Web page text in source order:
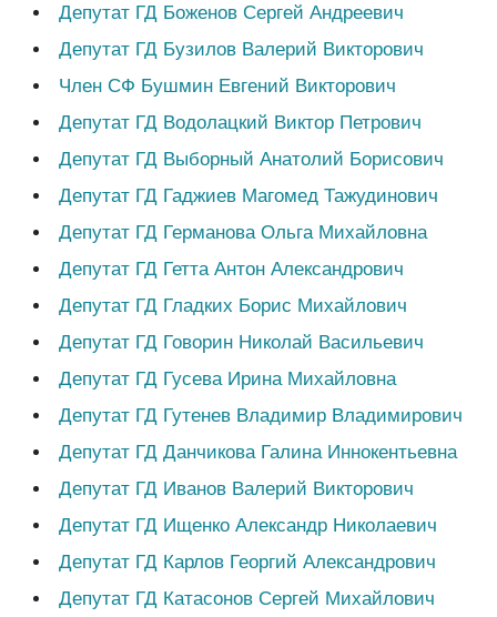
Депутат ГД Боженов Сергей Андреевич
Депутат ГД Бузилов Валерий Викторович
Член СФ Бушмин Евгений Викторович
Депутат ГД Водолацкий Виктор Петрович
Депутат ГД Выборный Анатолий Борисович
Депутат ГД Гаджиев Магомед Тажудинович
Депутат ГД Германова Ольга Михайловна
Депутат ГД Гетта Антон Александрович
Депутат ГД Гладких Борис Михайлович
Депутат ГД Говорин Николай Васильевич
Депутат ГД Гусева Ирина Михайловна
Депутат ГД Гутенев Владимир Владимирович
Депутат ГД Данчикова Галина Иннокентьевна
Депутат ГД Иванов Валерий Викторович
Депутат ГД Ищенко Александр Николаевич
Депутат ГД Карлов Георгий Александрович
Депутат ГД Катасонов Сергей Михайлович